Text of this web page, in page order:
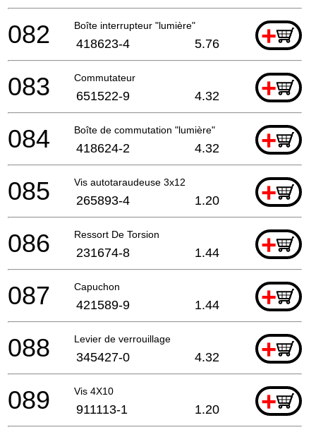
Boîte interrupteur "lumière" +
082 418623-4 5.76
Commutateur +
083 651522-9 4.32
Boîte de commutation "lumière" +
084 418624-2 4.32
Vis autotaraudeuse 3x12 +
085 265893-4 1.20
Ressort De Torsion +
086 231674-8 1.44
Capuchon +
087 421589-9 1.44
Levier de verrouillage +
088 345427-0 4.32
Vis 4X10 +
089 911113-1 1.20